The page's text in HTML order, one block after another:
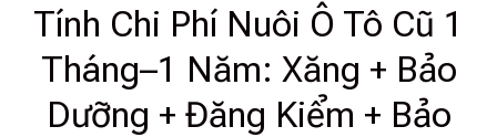
Tính Chi Phí Nuôi Ô Tô Cũ 1
Tháng–1 Năm: Xăng + Bảo
Dưỡng + Đăng Kiểm + Bảo